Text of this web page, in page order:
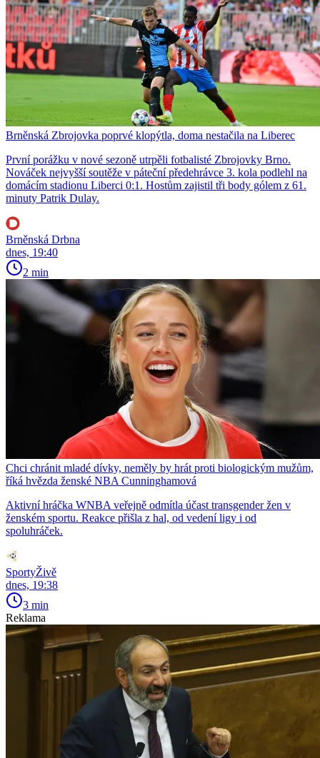
Brněnská Zbrojovka poprvé klopýtla, doma nestačila na Liberec
První porážku v nové sezoně utrpěli fotbalisté Zbrojovky Brno.
Nováček nejvyšší soutěže v páteční předehrávce 3. kola podlehl na
domácím stadionu Liberci 0:1. Hostům zajistil tři body gólem z 61.
minuty Patrik Dulay.
Brněnská Drbna
dnes, 19:40
2 min
Chci chránit mladé dívky, neměly by hrát proti biologickým mužům,
říká hvězda ženské NBA Cunninghamová
Aktivní hráčka WNBA veřejně odmítla účast transgender žen v
ženském sportu. Reakce přišla z hal, od vedení ligy i od
spoluhráček.
SportyŽivě
dnes, 19:38
3 min
Reklama